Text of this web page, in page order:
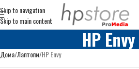
Skip to navigation
Skip to main content
HP Envy
Дома Лаптопи HP Envy